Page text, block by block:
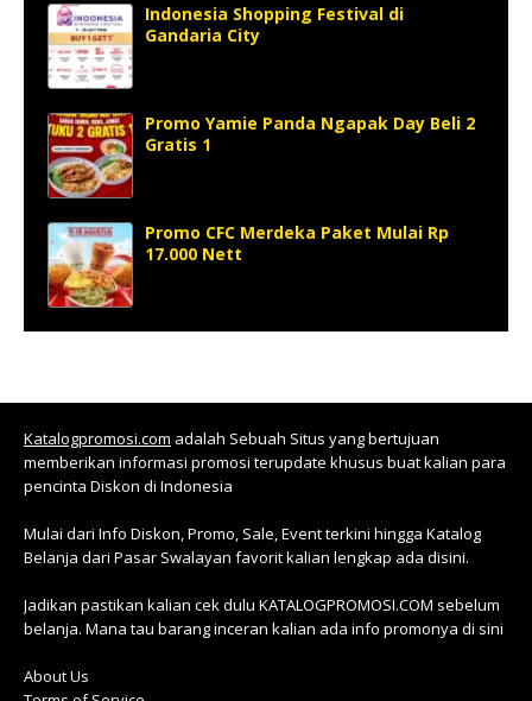
Indonesia Shopping Festival di
Gandaria City
Promo Yamie Panda Ngapak Day Beli 2
Gratis 1
Promo CFC Merdeka Paket Mulai Rp
17.000 Nett
Katalogpromosi.com adalah Sebuah Situs yang bertujuan
memberikan informasi promosi terupdate khusus buat kalian para
pencinta Diskon di Indonesia
Mulai dari Info Diskon, Promo, Sale, Event terkini hingga Katalog
Belanja dari Pasar Swalayan favorit kalian lengkap ada disini.
Jadikan pastikan kalian cek dulu KATALOGPROMOSI.COM sebelum
belanja. Mana tau barang inceran kalian ada info promonya di sini
About Us